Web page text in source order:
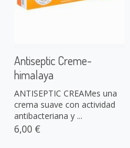
Antiseptic Creme-
himalaya
ANTISEPTIC CREAMes una
crema suave con actividad
antibacteriana y ...
6,00 €